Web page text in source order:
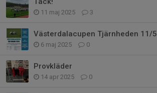
11 maj 2025 3
Västerdalacupen Tjärnheden 11/5
6 maj 2025 0
Provkläder
14 apr 2025 0